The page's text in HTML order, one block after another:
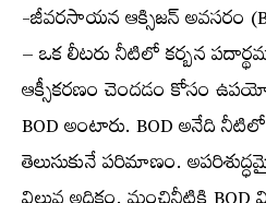
-జీవరసాయన ఆక్సిజన్ అవసరం
– ఒక లీటరు నీటిలో కర్బన
ఆక్సీకరణం చెందడం కోసం
BOD అంటారు. BOD అనేది
తెలుసుకునే పరిమాణం.